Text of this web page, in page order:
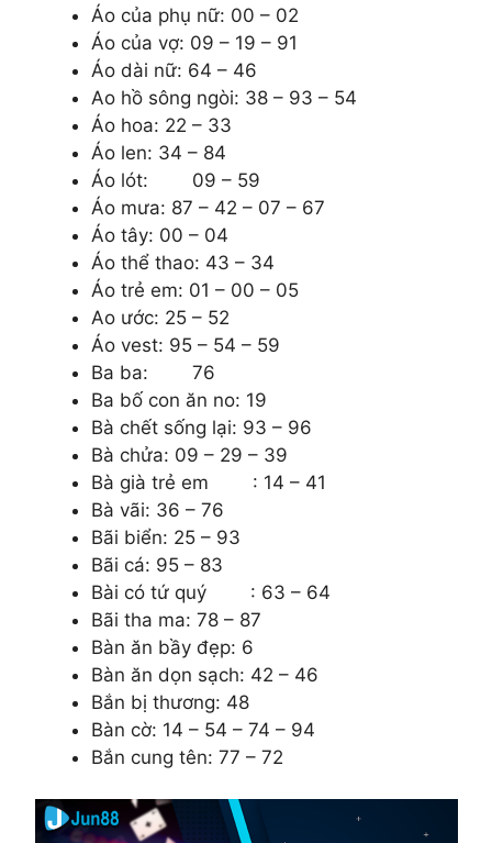
Áo của phụ nữ: 00 – 02
Áo của vợ: 09 – 19 – 91
Áo dài nữ: 64 – 46
Ao hồ sông ngòi: 38 – 93 – 54
Áo hoa: 22 – 33
Áo len: 34 – 84
Áo lót: 09 – 59
Áo mưa: 87 – 42 – 07 – 67
Áo tây: 00 – 04
Áo thể thao: 43 – 34
Áo trẻ em: 01 – 00 – 05
Ao ước: 25 – 52
Áo vest: 95 – 54 – 59
Ba ba: 76
Ba bố con ăn no: 19
Bà chết sống lại: 93 – 96
Bà chửa: 09 – 29 – 39
Bà già trẻ em : 14 – 41
Bà vãi: 36 – 76
Bãi biển: 25 – 93
Bãi cá: 95 – 83
Bài có tứ quý : 63 – 64
Bãi tha ma: 78 – 87
Bàn ăn bầy đẹp: 6
Bàn ăn dọn sạch: 42 – 46
Bắn bị thương: 48
Bàn cờ: 14 – 54 – 74 – 94
Bắn cung tên: 77 – 72